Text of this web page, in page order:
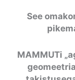
See
MAMMUTi